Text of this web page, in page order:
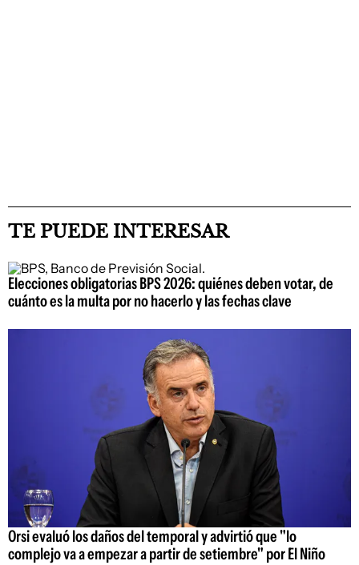
TE PUEDE INTERESAR
Elecciones obligatorias BPS 2026: quiénes deben votar, de
cuánto es la multa por no hacerlo y las fechas clave
Orsi evaluó los daños del temporal y advirtió que "lo
complejo va a empezar a partir de setiembre" por El Niño